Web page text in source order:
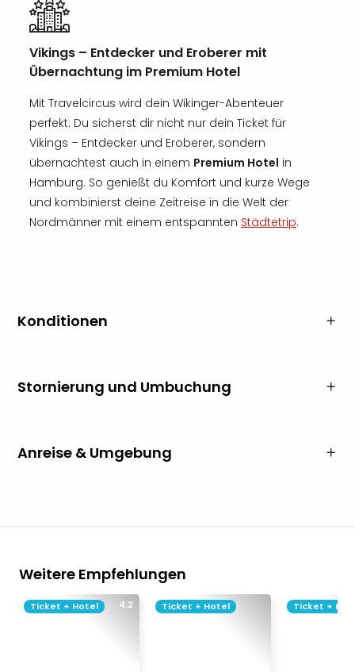
Vikings – Entdecker und Eroberer mit
Übernachtung im Premium Hotel
Mit Travelcircus wird dein Wikinger-Abenteuer
perfekt: Du sicherst dir nicht nur dein Ticket für
Vikings – Entdecker und Eroberer, sondern
übernachtest auch in einem Premium Hotel in
Hamburg. So genießt du Komfort und kurze Wege
und kombinierst deine Zeitreise in die Welt der
Nordmänner mit einem entspannten Städtetrip.
Konditionen
Stornierung und Umbuchung
Anreise & Umgebung
Weitere Empfehlungen
4.2
Ticket + Hotel Ticket + Hotel Ticket +